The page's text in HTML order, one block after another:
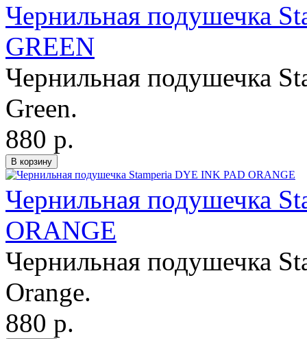
Чернильная подушечка
GREEN
Чернильная подушечка
Green.
880 р.
Чернильная подушечка
ORANGE
Чернильная подушечка
Orange.
880 р.